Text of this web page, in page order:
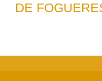
DE